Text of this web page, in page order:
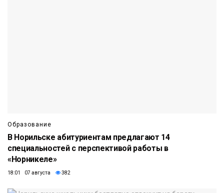
Образование
В Норильске абитуриентам предлагают 14
специальностей с перспективой работы в
«Норникеле»
18:01 07 августа 382